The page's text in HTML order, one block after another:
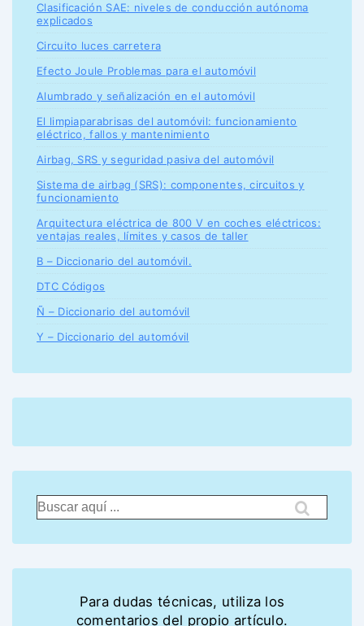
Clasificación SAE: niveles de conducción autónoma
explicados
Circuito luces carretera
Efecto Joule Problemas para el automóvil
Alumbrado y señalización en el automóvil
El limpiaparabrisas del automóvil: funcionamiento
eléctrico, fallos y mantenimiento
Airbag, SRS y seguridad pasiva del automóvil
Sistema de airbag (SRS): componentes, circuitos y
funcionamiento
Arquitectura eléctrica de 800 V en coches eléctricos:
ventajas reales, límites y casos de taller
B – Diccionario del automóvil.
DTC Códigos
Ñ – Diccionario del automóvil
Y – Diccionario del automóvil
Para dudas técnicas, utiliza los
comentarios del propio artículo.